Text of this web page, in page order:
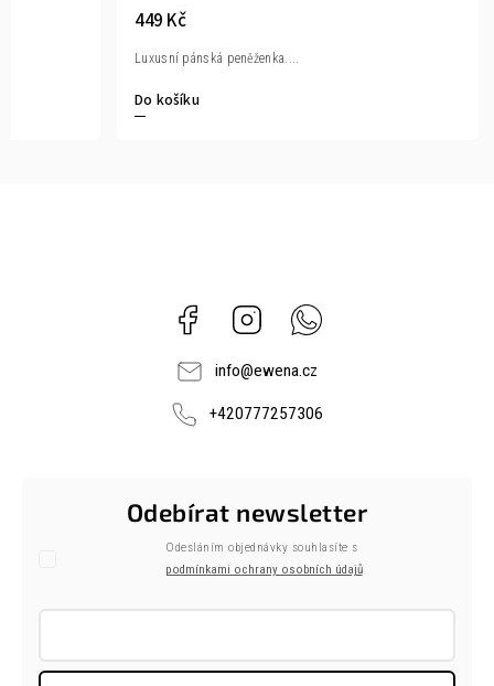
449 Kč
Do košíku
Luxusní pánská peněženka....
Facebook Instagram
info@ewena.cz
+420777257306
Odebírat newsletter
Odesláním objednávky souhlasíte s
podmínkami ochrany osobních údajů